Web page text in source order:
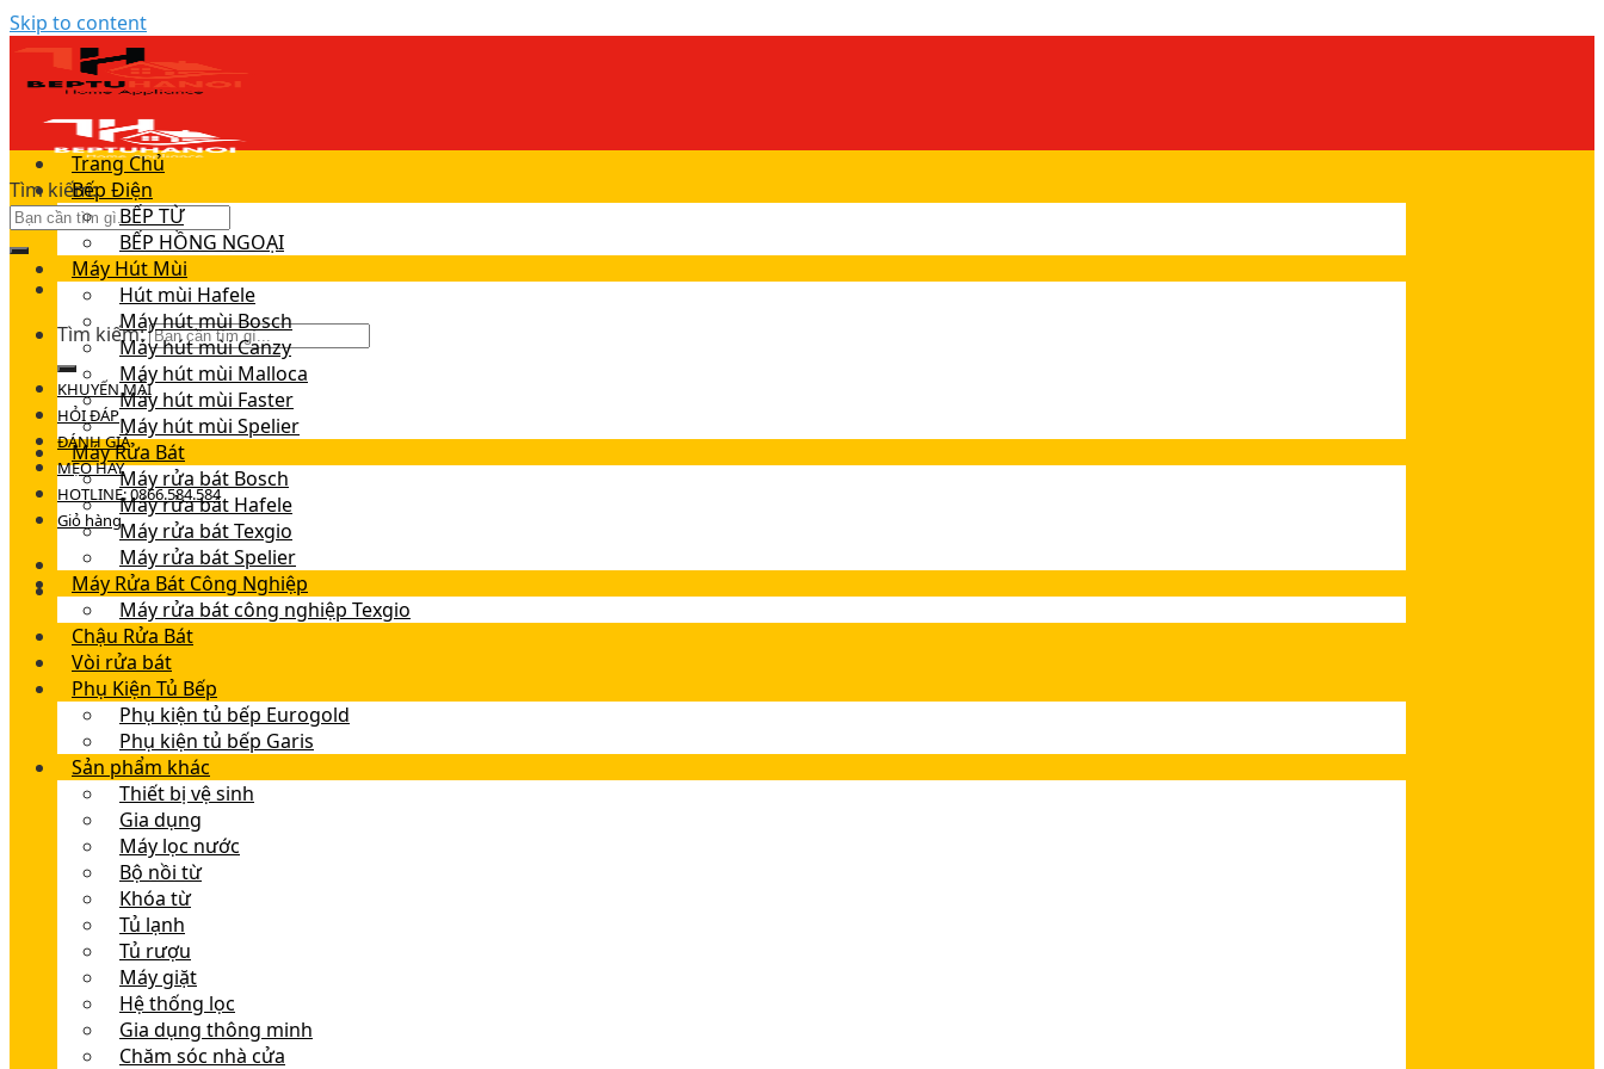
Skip to content
Tìm kiếm:
Tìm kiếm:
KHUYẾN MÃI
HỎI ĐÁP
ĐÁNH GIÁ
MẸO HAY
HOTLINE: 0866.584.584
Giỏ hàng
Trang Chủ
Bếp Điện
BẾP TỪ
BẾP HỒNG NGOẠI
Máy Hút Mùi
Hút mùi Hafele
Máy hút mùi Bosch
Máy hút mùi Canzy
Máy hút mùi Malloca
Máy hút mùi Faster
Máy hút mùi Spelier
Máy Rửa Bát
Máy rửa bát Bosch
Máy rửa bát Hafele
Máy rửa bát Texgio
Máy rửa bát Spelier
Máy Rửa Bát Công Nghiệp
Máy rửa bát công nghiệp Texgio
Chậu Rửa Bát
Vòi rửa bát
Phụ Kiện Tủ Bếp
Phụ kiện tủ bếp Eurogold
Phụ kiện tủ bếp Garis
Sản phẩm khác
Thiết bị vệ sinh
Gia dụng
Máy lọc nước
Bộ nồi từ
Khóa từ
Tủ lạnh
Tủ rượu
Máy giặt
Hệ thống lọc
Gia dụng thông minh
Chăm sóc nhà cửa